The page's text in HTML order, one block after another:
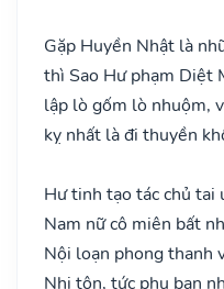
Gặp Huyền Nhật là
thì Sao Hư phạm Diệt
lập lò gốm lò nhuộm,
kỵ nhất là đi thuyền
Hư tinh tạo tác chủ tai
Nam nữ cô miên bất
Nội loạn phong thanh
Nhi tôn, tức phụ bạn